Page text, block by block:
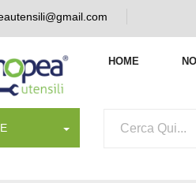
HOME